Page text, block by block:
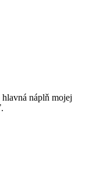
náplň mojej